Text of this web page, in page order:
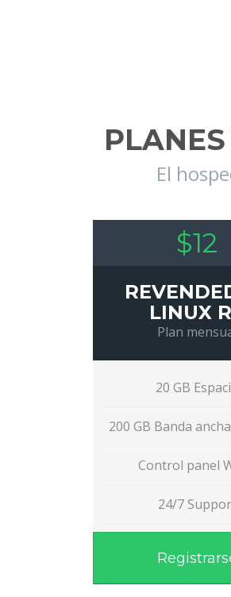
El
$12
LINUX
Plan
20 GB
200 GB Banda
Control panel
24/7